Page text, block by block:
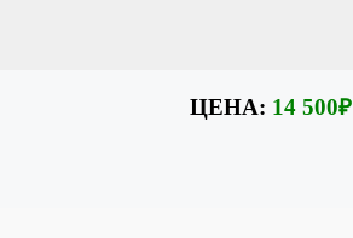
ЦЕНА: 14 500₽